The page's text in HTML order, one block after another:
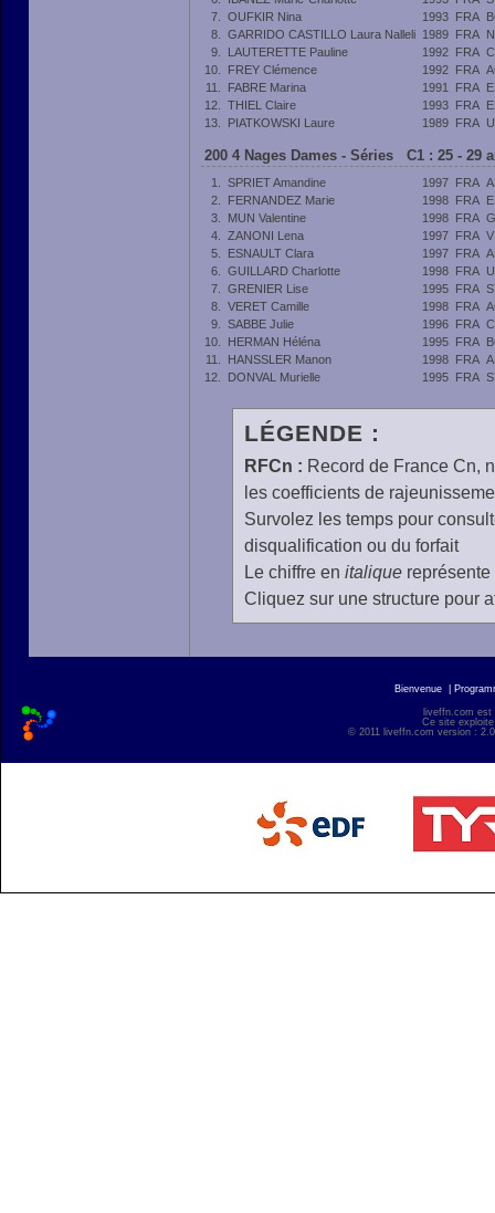
7.
OUFKIR Nina 1993 FRA
8.
GARRIDO CASTILLO Laura Nalleli 1989 FRA
9.
LAUTERETTE Pauline 1992 FRA
10.
FREY Clémence 1992 FRA
11.
FABRE Marina 1991 FRA
12.
THIEL Claire 1993 FRA
13.
PIATKOWSKI Laure 1989 FRA
200 4 Nages Dames - Séries C1 : 25 - 29
1. SPRIET Amandine 1997 FRA
2.
FERNANDEZ Marie 1998 FRA
3.
MUN Valentine 1998 FRA
4.
ZANONI Lena 1997 FRA
5.
ESNAULT Clara 1997 FRA
6.
GUILLARD Charlotte 1998 FRA
7.
GRENIER Lise 1995 FRA
8.
VERET Camille 1998 FRA
9.
SABBE Julie 1996 FRA
10.
HERMAN Héléna 1995 FRA
11.
HANSSLER Manon 1998 FRA
12.
DONVAL Murielle 1995 FRA
LÉGENDE :
RFCn : Record de France Cn,
les coefficients de
Survolez les temps pour
disqualification ou du forfait
Le chiffre en italiquereprésente
Cliquez sur une structure pour
Bienvenue
liveffn.com est
Ce site
© 2011 liveffn.com version :